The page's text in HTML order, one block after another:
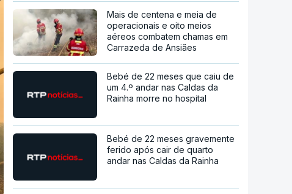
Mais de centena e meia de
operacionais e oito meios
aéreos combatem chamas em
Carrazeda de Ansiães
Bebé de 22 meses que caiu de
um 4.º andar nas Caldas da
Rainha morre no hospital
Bebé de 22 meses gravemente
ferido após cair de quarto
andar nas Caldas da Rainha